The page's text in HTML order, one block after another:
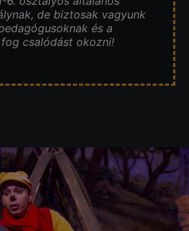
de biztosak vagyunk
és a
csalódást okozni!